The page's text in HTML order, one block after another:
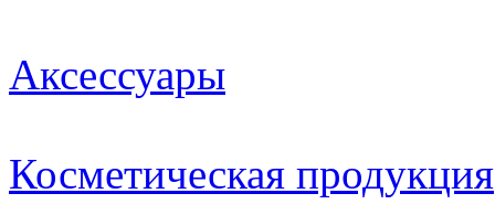
Аксессуары
Косметическая продукция